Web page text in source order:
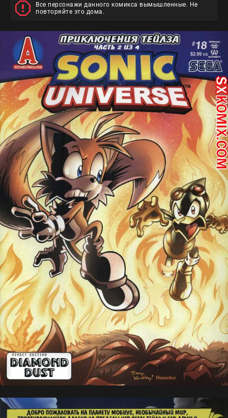
Все персонажи данного комикса вымышленные. Не
повторяйте это дома.